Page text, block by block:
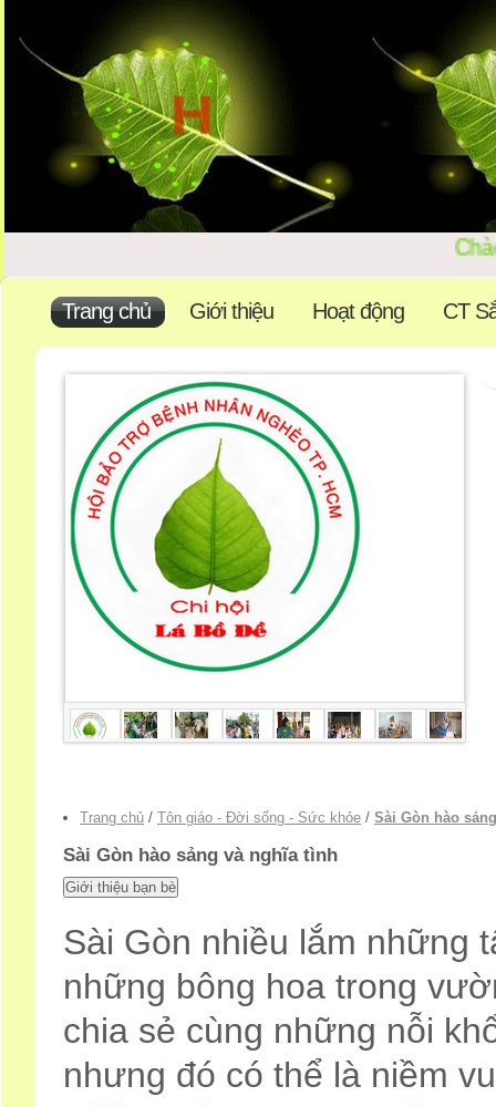
Trang chủ Giới thiệu Hoạt động CT
Trang chủ / Tôn giáo - Đời sống - Sức khỏe / Sài Gòn hào
Sài Gòn hào sảng và nghĩa tình
Sài Gòn nhiều lắm những
những bông hoa trong
chia sẻ cùng những nỗi
nhưng đó có thể là niềm